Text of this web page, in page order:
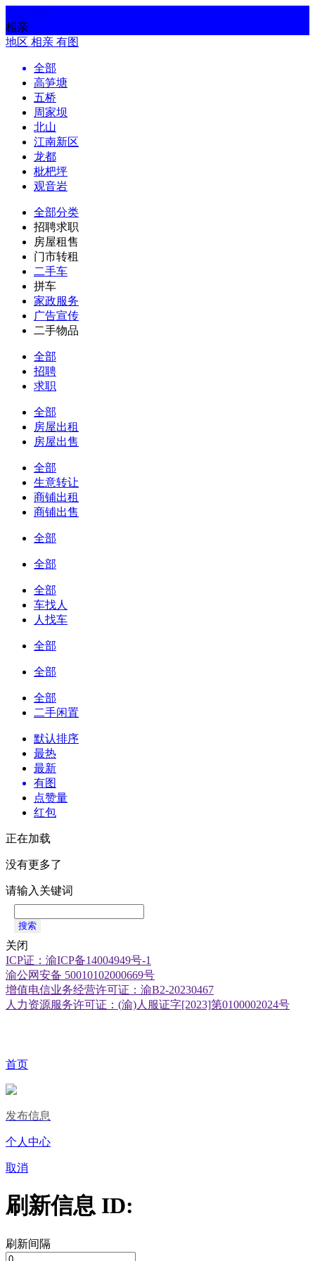
相亲
地区 相亲 有图
全部
高笋塘
五桥
周家坝
北山
江南新区
龙都
枇杷坪
观音岩
全部分类
招聘求职
房屋租售
门市转租
二手车
拼车
家政服务
广告宣传
二手物品
全部
招聘
求职
全部
房屋出租
房屋出售
全部
生意转让
商铺出租
商铺出售
全部
全部
全部
车找人
人找车
全部
全部
全部
二手闲置
默认排序
最热
最新
有图
点赞量
红包
正在加载
没有更多了
请输入关键词
搜索
关闭
ICP证：渝ICP备14004949号-1
渝公网安备 50010102000669号
增值电信业务经营许可证：渝B2-20230467
人力资源服务许可证：(渝)人服证字[2023]第0100002024号
首页
发布信息
个人中心
取消
刷新信息 ID:
刷新间隔